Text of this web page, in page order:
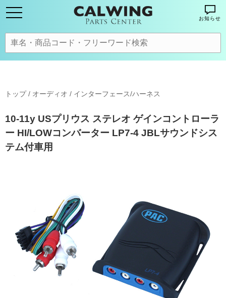
お知らせ
トップ/ オーディオ / インターフェース/ハーネス
10-11y USプリウス ステレオ ゲインコントローラ
ー HI/LOWコンバーター LP7-4 JBLサウンドシス
テム付車用